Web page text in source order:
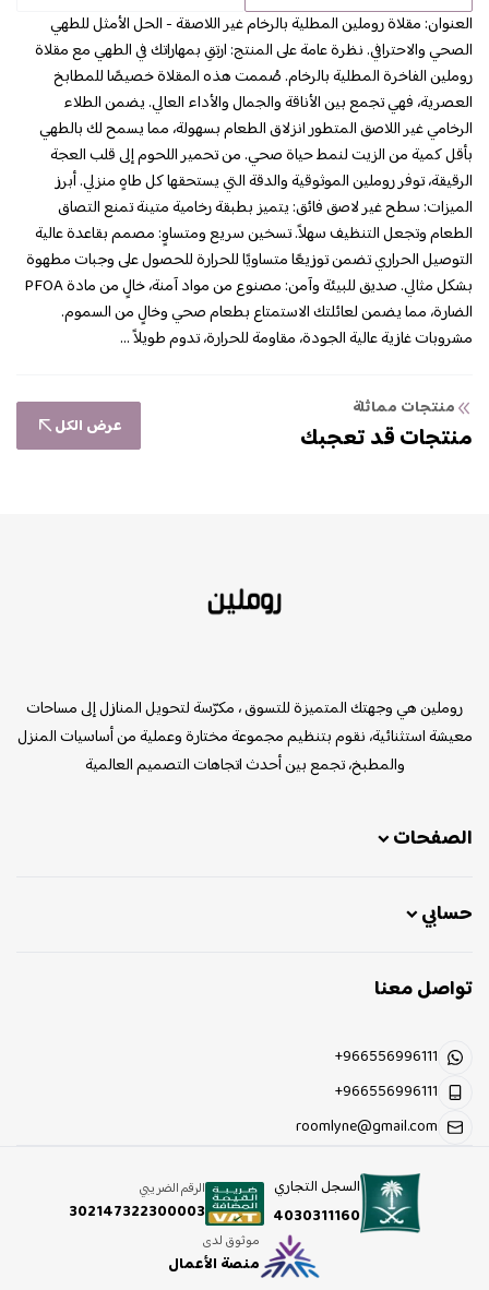
العنوان: مقلاة روملين المطلية بالرخام غير اللاصقة - الحل الأمثل للطهي
الصحي والاحترافي. نظرة عامة على المنتج: ارتقِ بمهاراتك في الطهي مع مقلاة
روملين الفاخرة المطلية بالرخام. صُممت هذه المقلاة خصيصًا للمطابخ
العصرية، فهي تجمع بين الأناقة والجمال والأداء العالي. يضمن الطلاء
الرخامي غير اللاصق المتطور انزلاق الطعام بسهولة، مما يسمح لك بالطهي
بأقل كمية من الزيت لنمط حياة صحي. من تحمير اللحوم إلى قلب العجة
الرقيقة، توفر روملين الموثوقية والدقة التي يستحقها كل طاهٍ منزلي. أبرز
الميزات: سطح غير لاصق فائق: يتميز بطبقة رخامية متينة تمنع التصاق
الطعام وتجعل التنظيف سهلاً. تسخين سريع ومتساوٍ: مصمم بقاعدة عالية
التوصيل الحراري تضمن توزيعًا متساويًا للحرارة للحصول على وجبات مطهوة
بشكل مثالي. صديق للبيئة وآمن: مصنوع من مواد آمنة، خالٍ من مادة PFOA
الضارة، مما يضمن لعائلتك الاستمتاع بطعام صحي وخالٍ من السموم.
مشروبات غازية عالية الجودة، مقاومة للحرارة، تدوم طويلاً ...
منتجات مماثلة
منتجات قد تعجبك عرض الكل
روملين هي وجهتك المتميزة للتسوق ، مكرّسة لتحويل المنازل إلى مساحات
معيشة استثنائية، نقوم بتنظيم مجموعة مختارة وعملية من أساسيات المنزل
والمطبخ، تجمع بين أحدث اتجاهات التصميم العالمية
الصفحات
حسابي
تواصل معنا
+966556996111
+966556996111
roomlyne@gmail.com
السجل التجاري
4030311160
الرقم الضريبي
302147322300003
موثوق لدى
منصة الأعمال